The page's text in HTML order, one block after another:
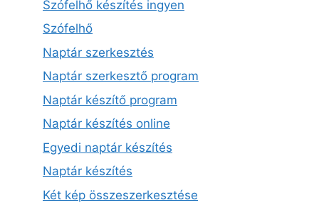
Szófelhő készítés ingyen
Szófelhő
Naptár szerkesztés
Naptár szerkesztő program
Naptár készítő program
Naptár készítés online
Egyedi naptár készítés
Naptár készítés
Két kép összeszerkesztése